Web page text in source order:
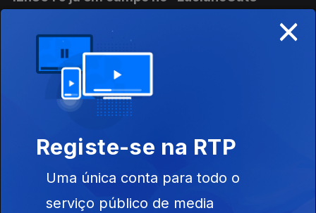
18h30 Jaime Antunes e os pecados de Rui
12h30 Exclusivo: LV Vieira arrasa Rui Costa
×
Registe-se na RTP
Uma única conta para todo o
serviço público de media